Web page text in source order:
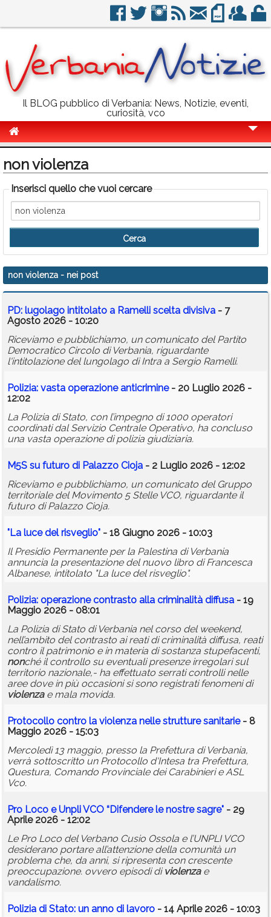
Il BLOG pubblico di Verbania: News, Notizie, eventi,
curiosità, vco
Politica
Sport
Eventi
Info Utili
Rubriche
Calendario
Annunci
non violenza
Inserisci quello che vuoi cercare
non violenza - nei post
PD: lugolago intitolato a Ramelli scelta divisiva - 7
Agosto 2026 - 10:20
Riceviamo e pubblichiamo, un comunicato del Partito
Democratico Circolo di Verbania, riguardante
l'intitolazione del lungolago di Intra a Sergio Ramelli.
Polizia: vasta operazione anticrimine- 20 Luglio 2026 -
12:02
La Polizia di Stato, con l’impegno di 1000 operatori
coordinati dal Servizio Centrale Operativo, ha concluso
una vasta operazione di polizia giudiziaria.
M5S su futuro di Palazzo Cioja - 2 Luglio 2026 - 12:02
Riceviamo e pubblichiamo, un comunicato del Gruppo
territoriale del Movimento 5 Stelle VCO, riguardante il
futuro di Palazzo Cioja.
"La luce del risveglio" - 18 Giugno 2026 - 10:03
Il Presidio Permanente per la Palestina di Verbania
annuncia la presentazione del nuovo libro di Francesca
Albanese, intitolato "La luce del risveglio".
Polizia: operazione contrasto alla criminalità diffusa - 19
Maggio 2026 - 08:01
La Polizia di Stato di Verbania nel corso del weekend,
nell’ambito del contrasto ai reati di criminalità diffusa, reati
contro il patrimonio e in materia di sostanza stupefacenti,
nonché il controllo su eventuali presenze irregolari sul
territorio nazionale,- ha effettuato serrati controlli nelle
aree dove in più occasioni si sono registrati fenomeni di
violenzae mala movida.
Protocollo contro la violenza nelle strutture sanitarie- 8
Maggio 2026 - 15:03
Mercoledì 13 maggio, presso la Prefettura di Verbania,
verrà sottoscritto un Protocollo d'Intesa tra Prefettura,
Questura, Comando Provinciale dei Carabinieri e ASL
Vco.
Pro Loco e Unpli VCO “Difendere le nostre sagre" - 29
Aprile 2026 - 12:02
Le Pro Loco del Verbano Cusio Ossola e l’UNPLI VCO
desiderano portare all’attenzione della comunità un
problema che, da anni, si ripresenta con crescente
preoccupazione. ovvero episodi di violenzae
vandalismo.
Polizia di Stato: un anno di lavoro - 14 Aprile 2026 - 10:03